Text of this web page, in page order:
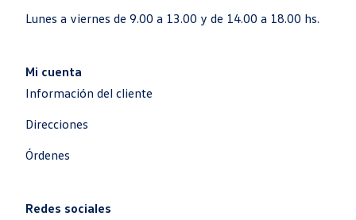
Lunes a viernes de 9.00 a 13.00 y de 14.00 a 18.00 hs.
Mi cuenta
Información del cliente
Direcciones
Órdenes
Redes sociales